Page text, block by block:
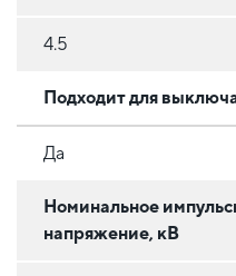
4.5
Подходит для
Да
Номинальное
напряжение, кВ